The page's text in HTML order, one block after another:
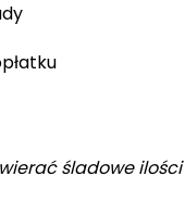
śladowe